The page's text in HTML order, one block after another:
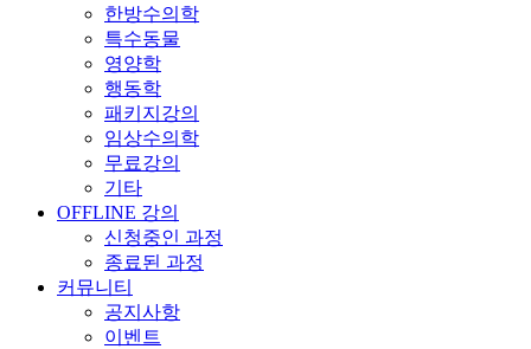
한방수의학
특수동물
영양학
행동학
패키지강의
임상수의학
무료강의
기타
OFFLINE 강의
신청중인 과정
종료된 과정
커뮤니티
공지사항
이벤트